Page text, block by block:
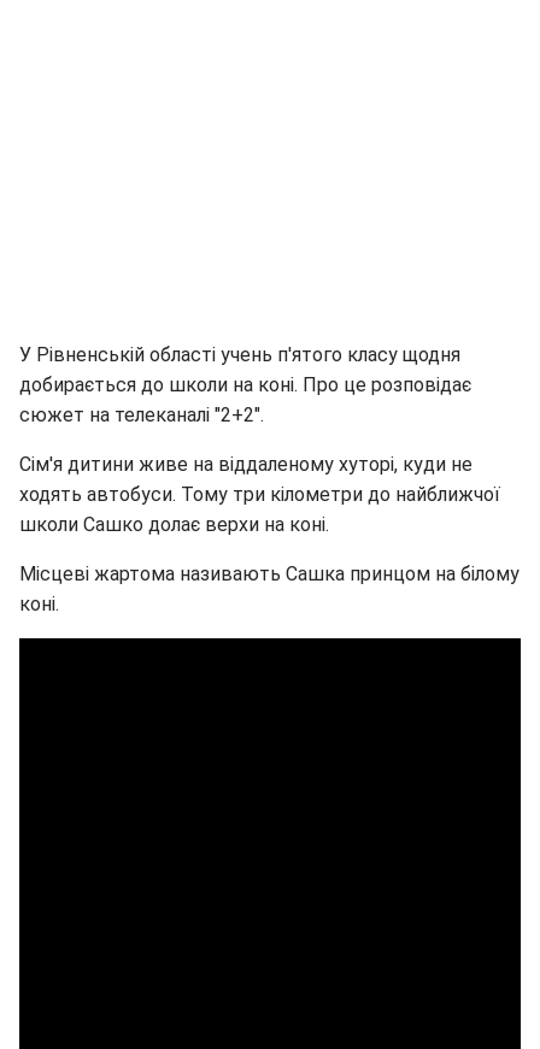
У Рівненській області учень п'ятого класу щодня
добирається до школи на коні. Про це розповідає
сюжет на телеканалі "2+2".
Сім'я дитини живе на віддаленому хуторі, куди не
ходять автобуси. Тому три кілометри до найближчої
школи Сашко долає верхи на коні.
Місцеві жартома називають Сашка принцом на білому
коні.